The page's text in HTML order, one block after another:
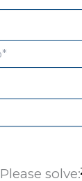
solve: